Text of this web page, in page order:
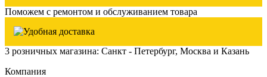
Поможем с ремонтом и обслуживанием товара
3 розничных магазина: Санкт - Петербург, Москва и Казань
Компания